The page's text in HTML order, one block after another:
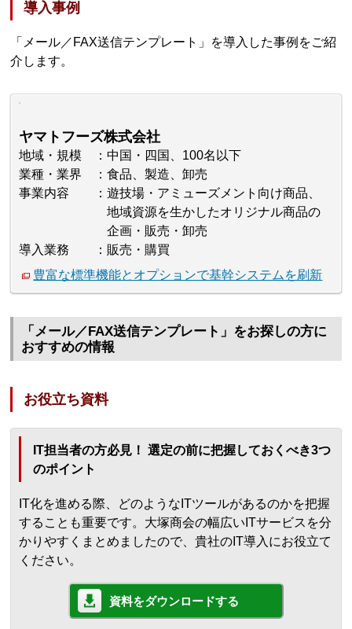
導入事例
「メール／FAX送信テンプレート」を導入した事例をご紹
介します。
ヤマトフーズ株式会社
地域・規模
中国・四国、100名以下
業種・業界
食品、製造、卸売
事業内容
遊技場・アミューズメント向け商品、
地域資源を生かしたオリジナル商品の
企画・販売・卸売
導入業務
販売・購買
豊富な標準機能とオプションで基幹システムを刷新
「メール／FAX送信テンプレート」をお探しの方に
おすすめの情報
お役立ち資料
IT担当者の方必見！ 選定の前に把握しておくべき3つ
のポイント
IT化を進める際、どのようなITツールがあるのかを把握
することも重要です。大塚商会の幅広いITサービスを分
かりやすくまとめましたので、貴社のIT導入にお役立て
ください。
資料をダウンロードする